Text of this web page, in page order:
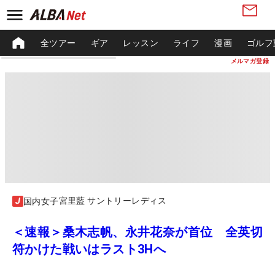
メルマガ登録
全ツアー ギア レッスン ライフ 漫画 ゴル
国内女子宮里藍 サントリーレディス
＜速報＞桑木志帆、永井花奈が首位 全英切
符かけた戦いはラスト3Hへ